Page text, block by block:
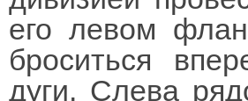
его левом
броситься
дуги. Слева